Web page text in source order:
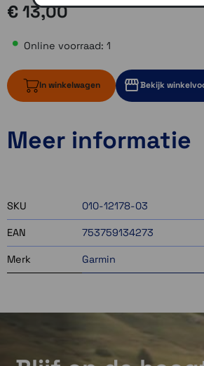
€ 13,00
Online voorraad: 1
In winkelwagen Bekijk
1 op voorraad
1 op voorraad
Meer informatie
SKU 010-12178-03
EAN 753759134273
Merk Garmin